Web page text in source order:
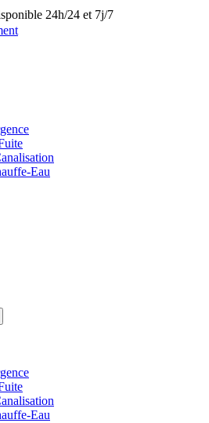
24h/24 et 7j/7
Eau
Eau